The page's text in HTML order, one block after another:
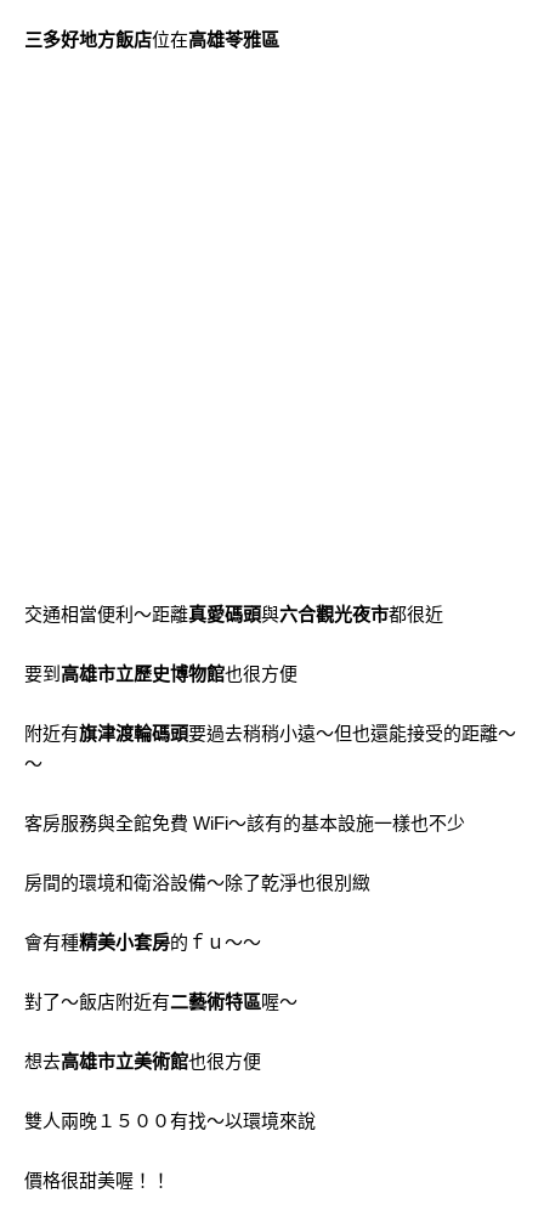
三多好地方飯店位在高雄苓雅區
交通相當便利～距離真愛碼頭與六合觀光夜市都很近
要到 高雄市立歷史博物館也很方便
附近有旗津渡輪碼頭要過去稍稍小遠～但也還能接受的距離～
～
客房服務與全館免費 WiFi～該有的基本設施一樣也不少
房間的環境和衛浴設備～除了乾淨也很別緻
會有種精美小套房的ｆｕ～～
對了～飯店附近有二藝術特區喔～
想去高雄市立美術館也很方便
雙人兩晚１５００有找～以環境來說
價格很甜美喔！！